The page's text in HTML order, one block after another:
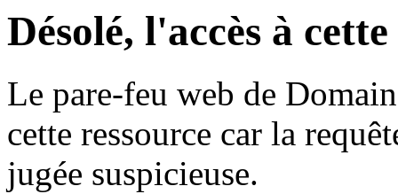
Désolé, l'accès à
Le pare-feu web de
cette ressource car la
jugée suspicieuse.